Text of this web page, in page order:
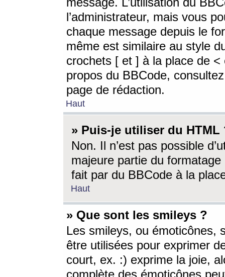
l’administrateur, mais vous
chaque message depuis le
même est similaire au style
crochets [ et ] à la place de <
propos du BBCode,
page de rédaction.
Haut
» Puis-je utiliser du HTML
Non. Il n’est pas possible
majeure partie du
fait par du BBCode à la
Haut
» Que sont les smileys ?
Les smileys, ou émoticônes,
être utilisées pour exprimer
court, ex. :) exprime la joie,